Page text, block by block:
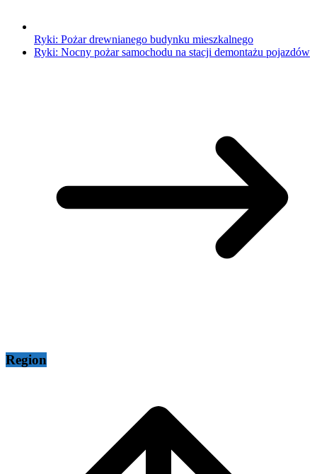
Ryki: Pożar drewnianego budynku mieszkalnego
Ryki: Nocny pożar samochodu na stacji demontażu pojazdów
Region